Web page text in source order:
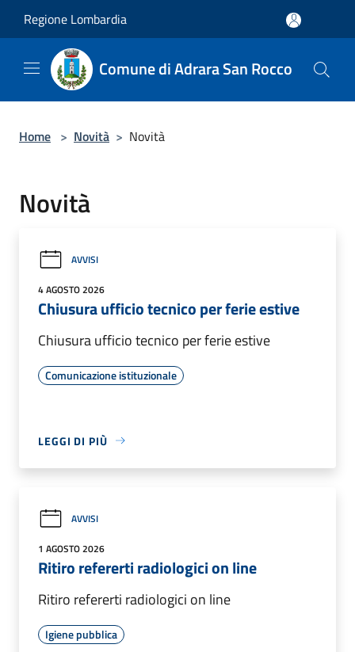
Regione Lombardia
Comune di Adrara San Rocco
Home > Novità > Novità
Novità
AVVISI
4 AGOSTO 2026
Chiusura ufficio tecnico per ferie estive
Chiusura ufficio tecnico per ferie estive
Comunicazione istituzionale
LEGGI DI PIÙ
AVVISI
1 AGOSTO 2026
Ritiro refererti radiologici on line
Ritiro refererti radiologici on line
Igiene pubblica